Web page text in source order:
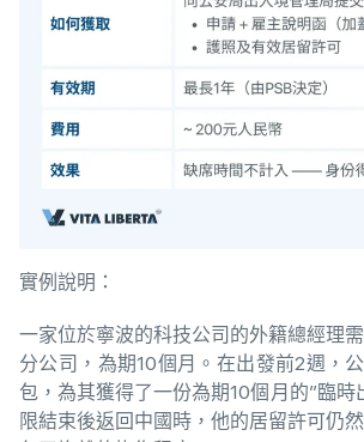
實例說明：
一家位於寧波的科技公司的外籍總經理
分公司，為期10個月。在出發前2週，
包，為其獲得了一份為期10個月的”臨時
限結束後返回中國時，他的居留許可仍